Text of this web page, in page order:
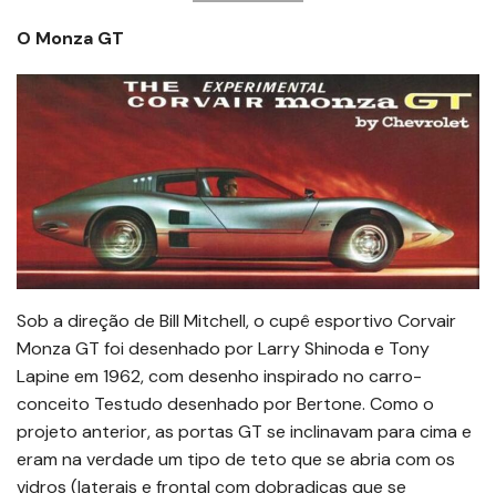
O Monza GT
Sob a direção de Bill Mitchell, o cupê esportivo Corvair
Monza GT foi desenhado por Larry Shinoda e Tony
Lapine em 1962, com desenho inspirado no carro-
conceito Testudo desenhado por Bertone. Como o
projeto anterior, as portas GT se inclinavam para cima e
eram na verdade um tipo de teto que se abria com os
vidros (laterais e frontal com dobradiças que se